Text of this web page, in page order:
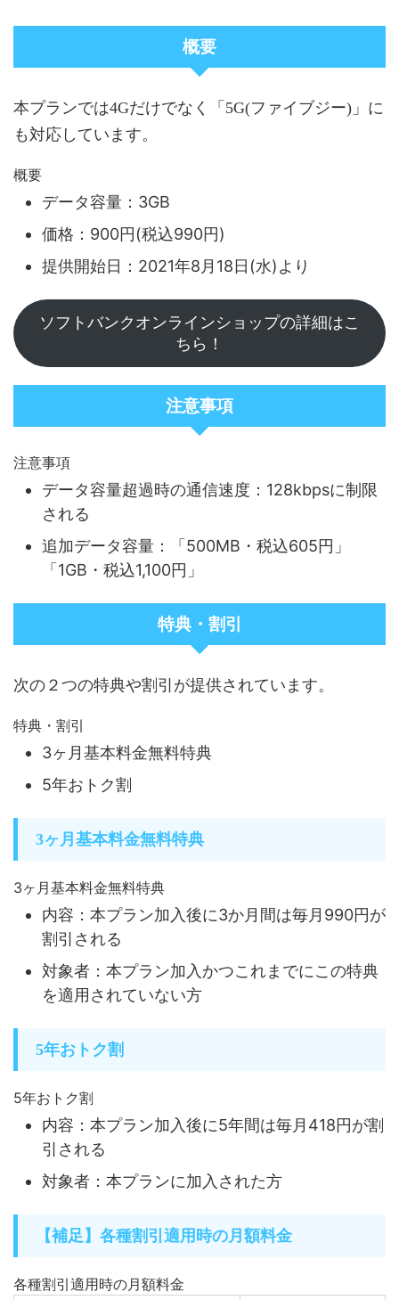
概要
本プランでは4Gだけでなく「5G(ファイブジー)」に
も対応しています。
概要
データ容量：3GB
価格：900円(税込990円)
提供開始日：2021年8月18日(水)より
ソフトバンクオンラインショップの詳細はこ
ちら！
注意事項
注意事項
データ容量超過時の通信速度：128kbpsに制限
される
追加データ容量：「500MB・税込605円」
「1GB・税込1,100円」
特典・割引
次の２つの特典や割引が提供されています。
特典・割引
3ヶ月基本料金無料特典
5年おトク割
3ヶ月基本料金無料特典
3ヶ月基本料金無料特典
内容：本プラン加入後に3か月間は毎月990円が
割引される
対象者：本プラン加入かつこれまでにこの特典
を適用されていない方
5年おトク割
5年おトク割
内容：本プラン加入後に5年間は毎月418円が割
引される
対象者：本プランに加入された方
【補足】各種割引適用時の月額料金
各種割引適用時の月額料金